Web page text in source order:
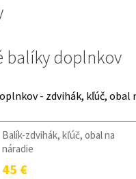
balíky doplnkov
- zdvihák, kľúč, obal
Balík-zdvihák, kľúč, obal na
náradie
45 €